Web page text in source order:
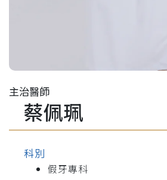
主治醫師
蔡佩珮
科別
假牙專科